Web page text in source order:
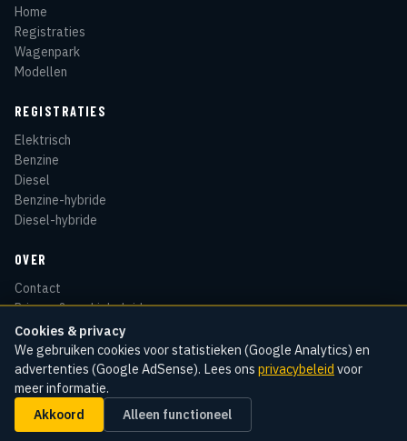
Cookies & privacy
We gebruiken cookies voor statistieken (Google Analytics) en
advertenties (Google AdSense). Lees ons privacybeleid voor
meer informatie.
Akkoord Alleen functioneel
Home
Registraties
Wagenpark
Modellen
REGISTRATIES
Elektrisch
Benzine
Diesel
Benzine-hybride
Diesel-hybride
OVER
Contact
Privacy & cookiebeleid
Disclaimer
Sitemap
© 2026 Kentekenradar